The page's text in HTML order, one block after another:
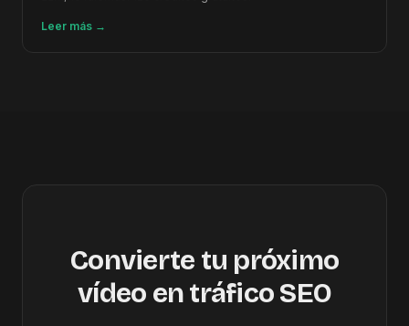
Leer más →
Convierte tu próximo
vídeo en tráfico SEO